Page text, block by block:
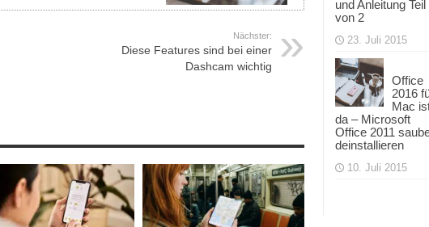
Nächster:
Diese Features sind bei einer
Dashcam wichtig
und Anleitung Teil
von 2
23. Juli 2015
Office
2016
Mac
da – Microsoft
Office 2011
deinstallieren
10. Juli 2015